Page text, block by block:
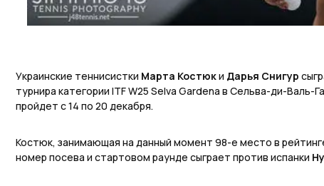
Украинские теннисистки Марта Костюки Дарья Снигур
турнира категории ITF W25 Selva Gardena в Сельва-ди-Валь-
пройдет с 14 по 20 декабря.
Костюк, занимающая на данный момент 98-е место в
номер посева и стартовом раунде сыграет против испанки